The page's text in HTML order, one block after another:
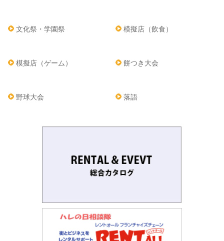
文化祭・学園祭 模擬店（飲食）
模擬店（ゲーム） 餅つき大会
野球大会 落語